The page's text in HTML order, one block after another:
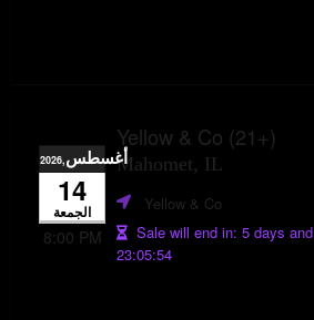
Yellow & Co (21+)
Mahomet, ILأغسطس,2026
14
الجمعة
8:00 PM
Yellow & Co
Sale will end in: 5 days and
23:05:53